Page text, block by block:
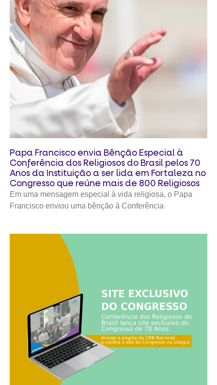
Papa Francisco envia Bênção Especial à
Conferência dos Religiosos do Brasil pelos 70
Anos da Instituição a ser lida em Fortaleza no
Congresso que reúne mais de 800 Religiosos
Em uma mensagem especial à vida religiosa, o Papa
Francisco enviou uma bênção à Conferência